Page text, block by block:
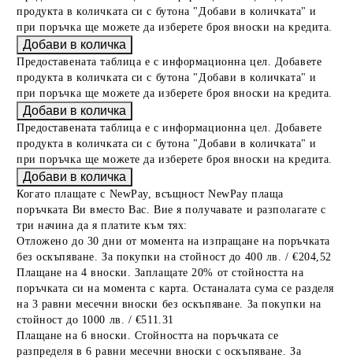
продукта в количката си с бутона "Добави в количката" и
при поръчка ще можете да изберете броя вноски на кредита.
Предоставената таблица е с информационна цел. Добавете
продукта в количката си с бутона "Добави в количката" и
при поръчка ще можете да изберете броя вноски на кредита.
Предоставената таблица е с информационна цел. Добавете
продукта в количката си с бутона "Добави в количката" и
при поръчка ще можете да изберете броя вноски на кредита.
Когато плащате с NewPay, всъщност NewPay плаща
поръчката Ви вместо Вас. Вие я получавате и разполагате с
три начина да я платите към тях:
Отложено до 30 дни от момента на изпращане на поръчката
без оскъпяване. За покупки на стойност до 400 лв. / €204,52
Плащане на 4 вноски. Заплащате 20% от стойността на
поръчката си на момента с карта. Останалата сума се разделя
на 3 равни месечни вноски без оскъпяване. За покупки на
стойност до 1000 лв. / €511.31
Плащане на 6 вноски. Стойността на поръчката се
разпределя в 6 равни месечни вноски с оскъпяване. За